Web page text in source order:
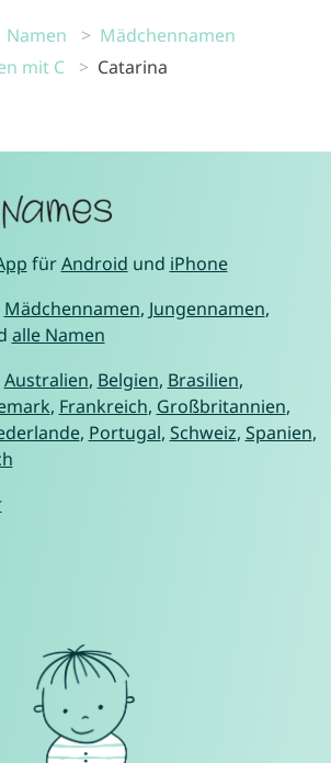
Namen
Mädchennamen
mit C
Catarina
fürAndroid und iPhone
Mädchennamen, Jungennamen,
alle Namen
Australien, Belgien, Brasilien,
, Frankreich, Großbritannien,
, Portugal, Schweiz, Spanien,